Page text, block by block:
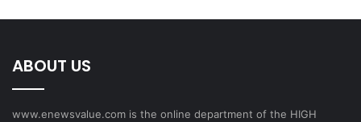
ABOUT US
www.enewsvalue.com is the online department of the HIGH